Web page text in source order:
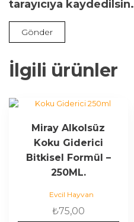
tarayıcıya kaydedilsin.
İlgili ürünler
Miray Alkolsüz
Koku Giderici
Bitkisel Formül –
250ML.
Evcil Hayvan
₺75,00